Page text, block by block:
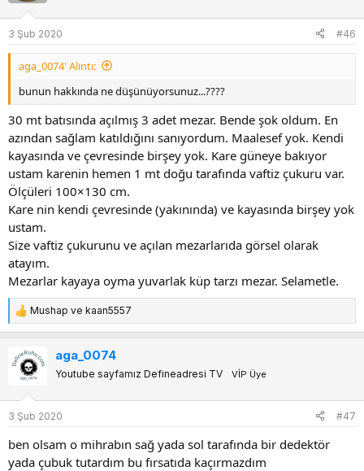
l
e
:
3 Şub 2020 #46
aga_0074' Alıntı:
bunun hakkında ne düşünüyorsunuz...????
30 mt batısında açılmış 3 adet mezar. Bende şok oldum. En
azından sağlam katıldığını sanıyordum. Maalesef yok. Kendi
kayasında ve çevresinde birşey yok. Kare güneye bakıyor
ustam karenin hemen 1 mt doğu tarafında vaftiz çukuru var.
Ölçüleri 100×130 cm.
Kare nin kendi çevresinde (yakınında) ve kayasında birşey yok
ustam.
Size vaftiz çukurunu ve açılan mezarlarıda görsel olarak
atayım.
Mezarlar kayaya oyma yuvarlak küp tarzı mezar. Selametle.
T
e
k
e
Mushap ve kaan5557
aga_0074
Youtube sayfamız Defineadresi TV VİP Üye
3 Şub 2020 #47
ben olsam o mihrabın sağ yada sol tarafında bir dedektör
yada çubuk tutardım bu fırsatıda kaçırmazdım